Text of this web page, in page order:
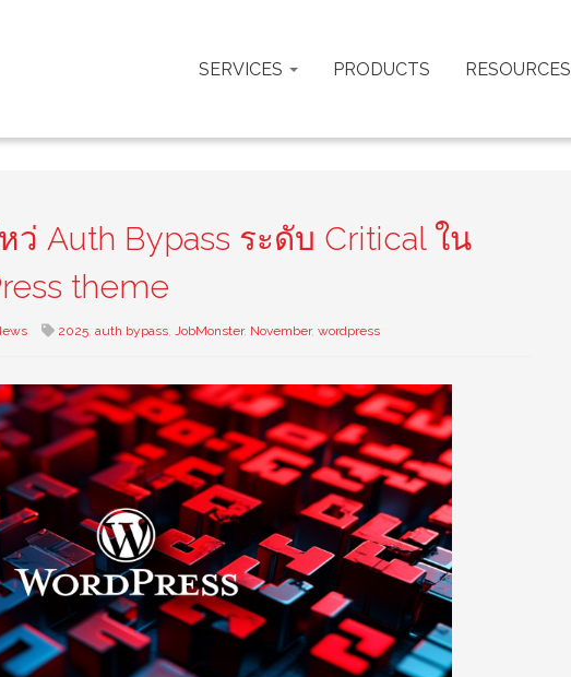
SERVICES PRODUCTS RESOURCES
ว่ Auth Bypass ระดับ Critical ใน
theme
2025, auth bypass, JobMonster, November, wordpress